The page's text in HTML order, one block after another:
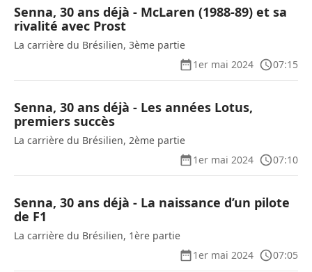
Senna, 30 ans déjà - McLaren (1988-89) et sa
rivalité avec Prost
La carrière du Brésilien, 3ème partie
1er mai 2024
07:15
Senna, 30 ans déjà - Les années Lotus,
premiers succès
La carrière du Brésilien, 2ème partie
1er mai 2024
07:10
Senna, 30 ans déjà - La naissance d’un pilote
de F1
La carrière du Brésilien, 1ère partie
1er mai 2024
07:05